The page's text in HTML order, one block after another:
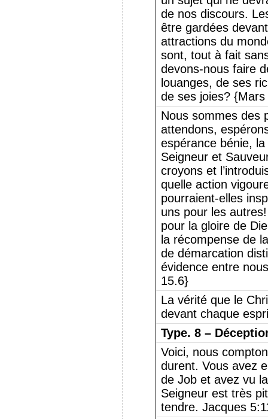
de nos discours.
être gardées
attractions du
sont, tout à fait
devons-nous faire
louanges, de ses
de ses joies?
Nous sommes des
attendons,
espérance bénie,
Seigneur et
croyons et
quelle action
pourraient-elles
uns pour les
pour la gloire de
la récompense de
de démarcation
évidence entre
15.6}
La vérité que le
devant chaque
Type. 8 –
Voici, nous
durent. Vous avez
de Job et avez vu
Seigneur est très
tendre. Jacques